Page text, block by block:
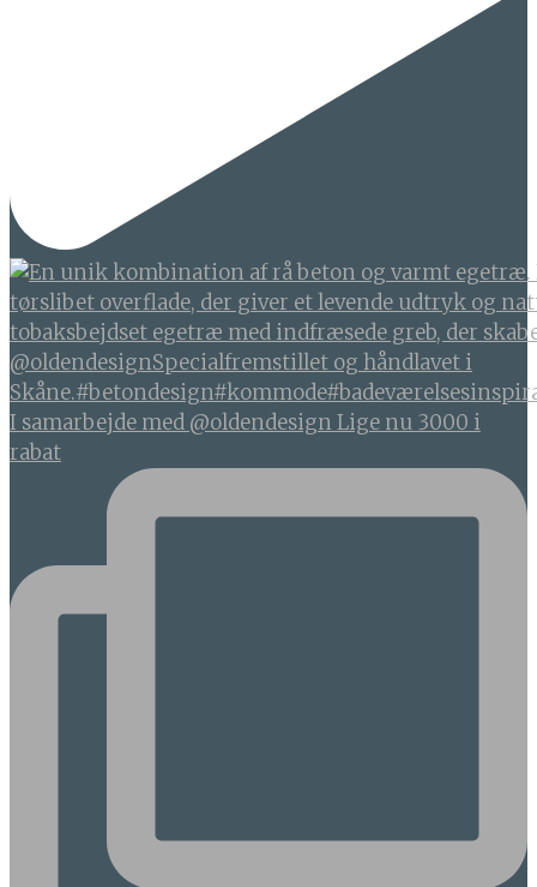
I samarbejde med @oldendesign Lige nu 3000 i
rabat